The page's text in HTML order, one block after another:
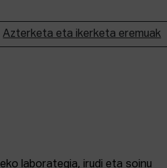
Azterketa eta ikerketa eremuak
laborategia, irudi eta soinu